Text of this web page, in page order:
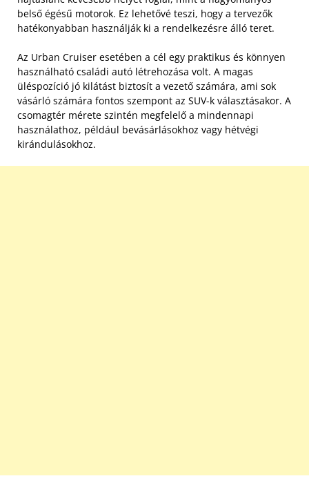
belső égésű motorok. Ez lehetővé teszi, hogy a tervezők
hatékonyabban használják ki a rendelkezésre álló teret.
Az Urban Cruiser esetében a cél egy praktikus és könnyen
használható családi autó létrehozása volt. A magas
üléspozíció jó kilátást biztosít a vezető számára, ami sok
vásárló számára fontos szempont az SUV-k választásakor. A
csomagtér mérete szintén megfelelő a mindennapi
használathoz, például bevásárlásokhoz vagy hétvégi
kirándulásokhoz.